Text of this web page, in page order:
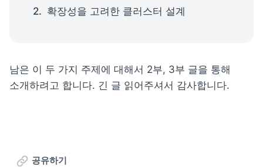
확장성을 고려한 클러스터 설계
남은 이 두 가지 주제에 대해서 2부, 3부 글을 통해
소개하려고 합니다. 긴 글 읽어주셔서 감사합니다.
공유하기